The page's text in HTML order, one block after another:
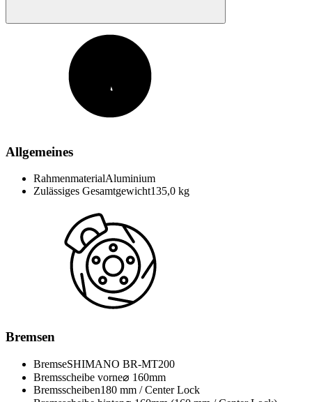
Allgemeines
RahmenmaterialAluminium
Zulässiges Gesamtgewicht135,0 kg
Bremsen
BremseSHIMANO BR-MT200
Bremsscheibe vorne⌀ 160mm
Bremsscheiben180 mm / Center Lock